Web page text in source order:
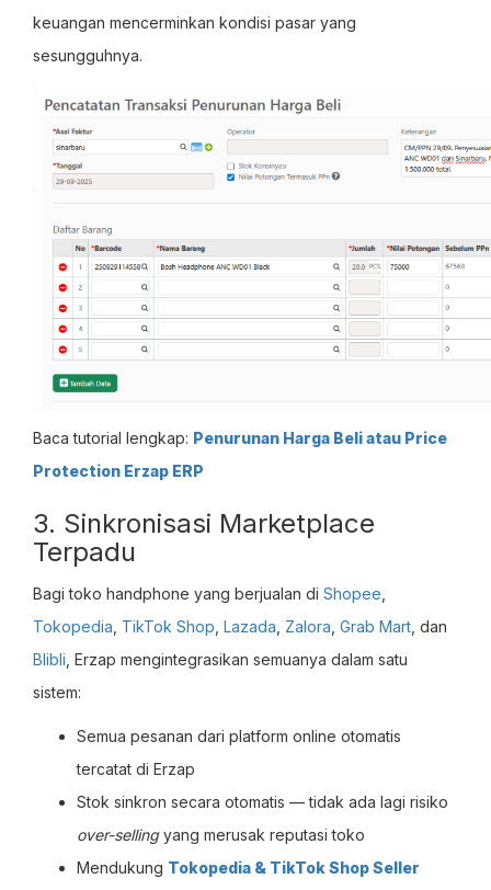
keuangan mencerminkan kondisi pasar yang
sesungguhnya.
Baca tutorial lengkap: Penurunan Harga Beli atau Price
Protection Erzap ERP
3. Sinkronisasi Marketplace
Terpadu
Bagi toko handphone yang berjualan di Shopee
Tokopedia TikTok Shop Lazada Zalora Grab Mart , dan
Blibli , Erzap mengintegrasikan semuanya dalam satu
sistem:
Semua pesanan dari platform online otomatis
tercatat di Erzap
Stok sinkron secara otomatis — tidak ada lagi risiko
over-sellingyang merusak reputasi toko
Mendukung Tokopedia & TikTok Shop Seller